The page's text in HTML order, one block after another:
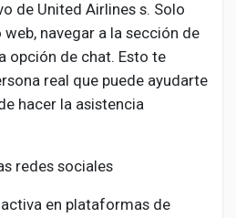
de United Airlines s. Solo
navegar a la sección de
opción de chat. Esto te
real que puede ayudarte
hacer la asistencia
redes sociales
en plataformas de